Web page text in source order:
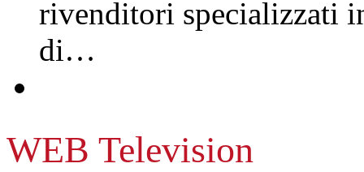
rivenditori specializzati
di…
WEB Television